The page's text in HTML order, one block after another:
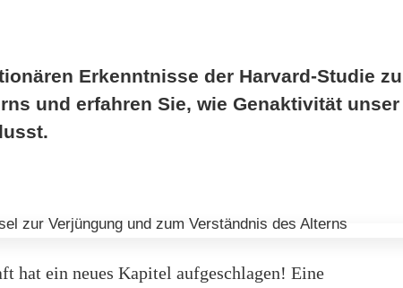
Erkenntnisse der Harvard-Studie
und erfahren Sie, wie Genaktivität unser
hat ein neues Kapitel aufgeschlagen! Eine